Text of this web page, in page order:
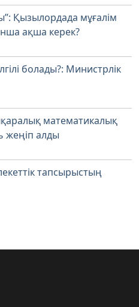
Қызылордада мұғалім
ақша керек?
болады?: Министрлік
математикалық
жеңіп алды
тапсырыстың